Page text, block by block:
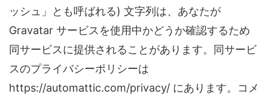
ッシュ」とも呼ばれる) 文字列は、あなたが
Gravatar サービスを使用中かどうか確認するため
同サービスに提供されることがあります。同サービ
スのプライバシーポリシーは
https://automattic.com/privacy/ にあります。コメ